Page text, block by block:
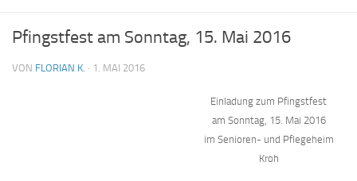
Pfingstfest am Sonntag, 15. Mai 2016
VON FLORIAN K. · 1. MAI 2016
Einladung zum Pfingstfest
am Sonntag, 15. Mai 2016
im Senioren- und Pflegeheim
Kroh